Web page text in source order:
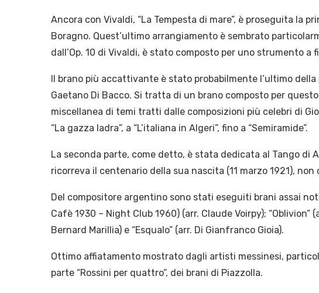
Ancora con Vivaldi, “La Tempesta di mare”, è proseguita la
Boragno. Quest’ultimo arrangiamento è sembrato
dall’Op. 10 di Vivaldi, è stato composto per uno strumento a
Il brano più accattivante è stato probabilmente l’ultimo della
Gaetano Di Bacco. Si tratta di un brano composto per
miscellanea di temi tratti dalle composizioni più celebri di
“La gazza ladra”, a “L’italiana in Algeri”, fino a “Semiramide”.
La seconda parte, come detto, è stata dedicata al Tango di
ricorreva il centenario della sua nascita (11 marzo 1921),
Del compositore argentino sono stati eseguiti brani assai
Cafè 1930 – Night Club 1960) (arr. Claude Voirpy); “Oblivion”
Bernard Marillia) e “Esqualo” (arr. Di Gianfranco Gioia).
Ottimo affiatamento mostrato dagli artisti messinesi,
parte “Rossini per quattro”, dei brani di Piazzolla.